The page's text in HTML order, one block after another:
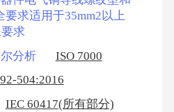
求适用于35mm2以上
求
分析
ISO 7000
504:2016
IEC 60417(所有部分)